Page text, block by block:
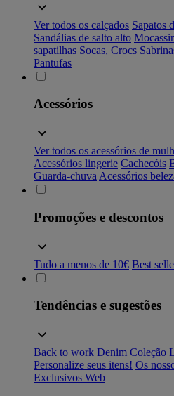
Ver todos os calçados Sapatos
Sandálias de salto alto
sapatilhas Socas, Crocs
Pantufas
Acessórios
Ver todos os acessórios de
Acessórios lingerie Cachecóis
Guarda-chuva Acessórios
Promoções e descontos
Tudo a menos de 10€ Best
Tendências e sugestões
Back to work Denim Coleção
Personalize seus itens! Os
Exclusivos Web